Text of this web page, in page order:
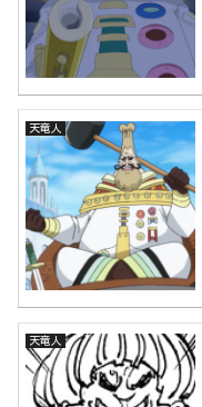
天竜人
天竜人